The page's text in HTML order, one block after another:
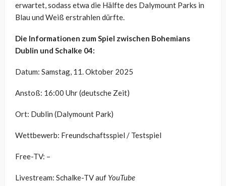
erwartet, sodass etwa die Hälfte des Dalymount Parks in
Blau und Weiß erstrahlen dürfte.
Die Informationen zum Spiel zwischen Bohemians
Dublin und Schalke 04:
Datum: Samstag, 11. Oktober 2025
Anstoß: 16:00 Uhr (deutsche Zeit)
Ort: Dublin (Dalymount Park)
Wettbewerb: Freundschaftsspiel / Testspiel
Free-TV: –
Livestream: Schalke-TV auf YouTube